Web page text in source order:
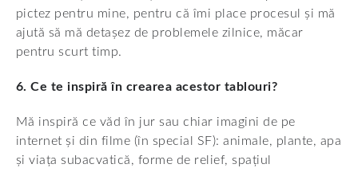
pictez pentru mine, pentru că îmi place procesul și mă
ajută să mă detașez de problemele zilnice, măcar
pentru scurt timp.
6. Ce te inspiră în crearea acestor tablouri?
Mă inspiră ce văd în jur sau chiar imagini de pe
internet și din filme (în special SF): animale, plante, apa
și viața subacvatică, forme de relief, spațiul